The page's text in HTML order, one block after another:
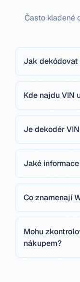
Často kladené
Jak dekódovat
Kde najdu VIN
Je dekodér
Jaké
Co znamenají
Mohu
nákupem?